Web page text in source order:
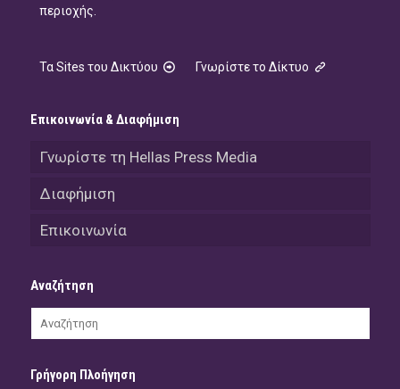
περιοχής.
Τα Sites του Δικτύου Γνωρίστε το Δίκτυο
Επικοινωνία & Διαφήμιση
Γνωρίστε τη Hellas Press Media
Διαφήμιση
Επικοινωνία
Αναζήτηση
Γρήγορη Πλοήγηση